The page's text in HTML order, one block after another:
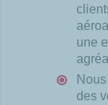
une
des